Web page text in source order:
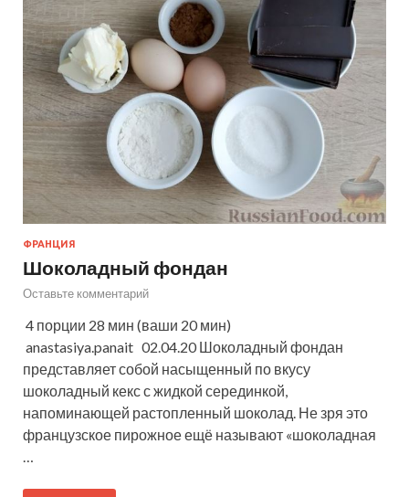
ФРАНЦИЯ
Шоколадный фондан
Оставьте комментарий
4 порции 28 мин (ваши 20 мин)
anastasiya.panait 02.04.20 Шоколадный фондан
представляет собой насыщенный по вкусу
шоколадный кекс с жидкой серединкой,
напоминающей растопленный шоколад. Не зря это
французское пирожное ещё называют «шоколадная